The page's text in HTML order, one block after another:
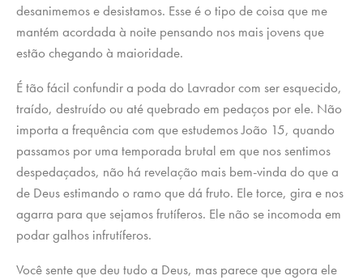
desanimemos e desistamos. Esse é o tipo de coisa que me
mantém acordada à noite pensando nos mais jovens que
estão chegando à maioridade.
É tão fácil confundir a poda do Lavrador com ser esquecido,
traído, destruído ou até quebrado em pedaços por ele. Não
importa a frequência com que estudemos João 15, quando
passamos por uma temporada brutal em que nos sentimos
despedaçados, não há revelação mais bem-vinda do que a
de Deus estimando o ramo que dá fruto. Ele torce, gira e nos
agarra para que sejamos frutíferos. Ele não se incomoda em
podar galhos infrutíferos.
Você sente que deu tudo a Deus, mas parece que agora ele